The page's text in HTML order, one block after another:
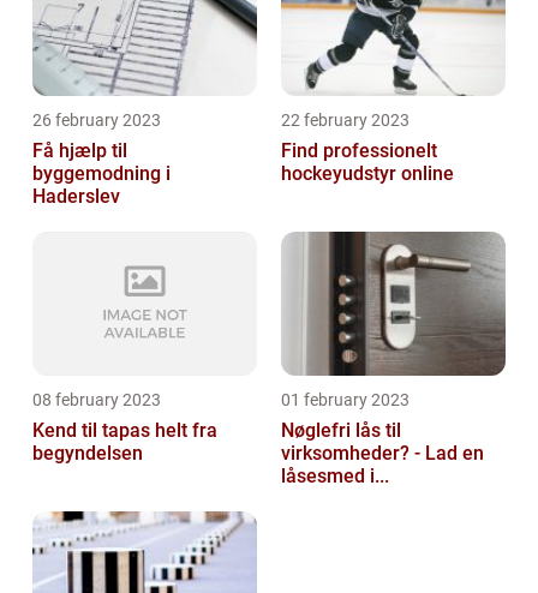
26 february 2023
Få hjælp til
byggemodning i
Haderslev
22 february 2023
Find professionelt
hockeyudstyr online
08 february 2023
Kend til tapas helt fra
begyndelsen
01 february 2023
Nøglefri lås til
virksomheder? - Lad en
låsesmed i...